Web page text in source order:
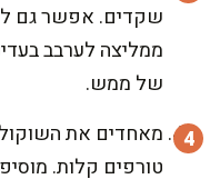
שקדים. אפשר גם
ממליצה לערבב
של ממש.
מאחדים את
טורפים קלות.